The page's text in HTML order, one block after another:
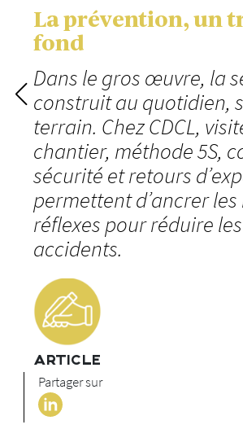
La prévention, un
fond
Dans le gros œuvre, la
construit au quotidien,
terrain. Chez CDCL,
chantier, méthode 5S,
sécurité et retours
permettent d’ancrer les
réflexes pour réduire les
accidents.
ARTICLE
Partager sur